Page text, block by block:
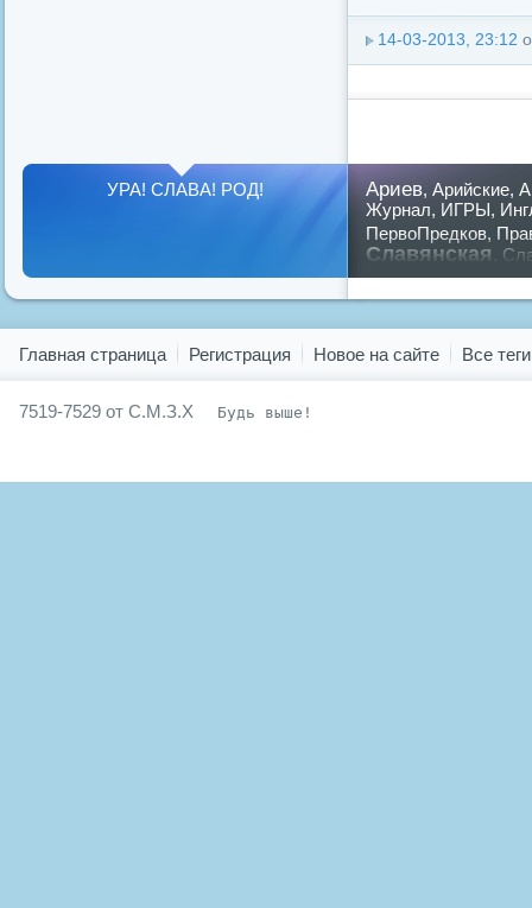
14-03-2013, 23:12
Ариев, Арийские,
Журнал, ИГРЫ,
ПервоПредков,
Славянская
предков,путин,
УРА! СЛАВА! РОД!
Главная страница Регистрация Новое на сайте Все теги
7519-7529 от С.М.З.Х Будь выше!